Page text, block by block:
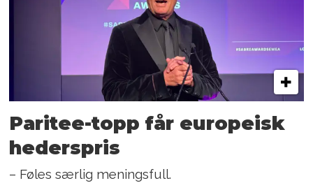
Paritee-topp får europeisk
hederspris
– Føles særlig meningsfull.